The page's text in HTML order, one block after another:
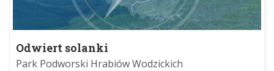
Odwiert solanki
Park Podworski Hrabiów Wodzickich